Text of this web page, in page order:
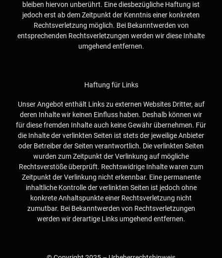
bleiben hiervon unberührt. Eine diesbezügliche Haftung ist
jedoch erst ab dem Zeitpunkt der Kenntnis einer konkreten
Rechtsverletzung möglich. Bei Bekanntwerden von
entsprechenden Rechtsverletzungen werden wir diese Inhalte
umgehend entfernen.
Haftung für Links
Unser Angebot enthält Links zu externen Websites Dritter, auf
deren Inhalte wir keinen Einfluss haben. Deshalb können wir
für diese fremden Inhalte auch keine Gewähr übernehmen. Für
die Inhalte der verlinkten Seiten ist stets der jeweilige Anbieter
oder Betreiber der Seiten verantwortlich. Die verlinkten Seiten
wurden zum Zeitpunkt der Verlinkung auf mögliche
Rechtsverstöße überprüft. Rechtswidrige Inhalte waren zum
Zeitpunkt der Verlinkung nicht erkennbar. Eine permanente
inhaltliche Kontrolle der verlinkten Seiten ist jedoch ohne
konkrete Anhaltspunkte einer Rechtsverletzung nicht
zumutbar. Bei Bekanntwerden von Rechtsverletzungen
werden wir derartige Links umgehend entfernen.